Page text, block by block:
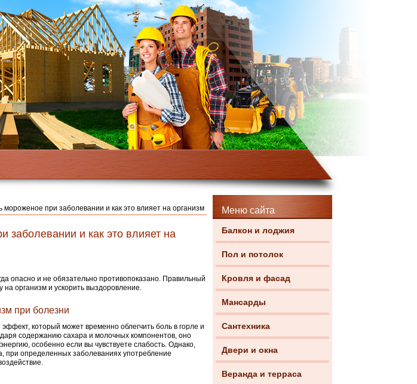
Меню сайта
Балкон и лоджия
Пол и потолок
Кровля и фасад
Мансарды
Сантехника
Двери и окна
Веранда и терраса
мороженое при заболевании и как это влияет на организм
заболевании и как это влияет на
опасно и не обязательно противопоказано. Правильный
на организм и ускорить выздоровление.
при болезни
который может временно облегчить боль в горле и
содержанию сахара и молочных компонентов, оно
особенно если вы чувствуете слабость. Однако,
при определенных заболеваниях употребление